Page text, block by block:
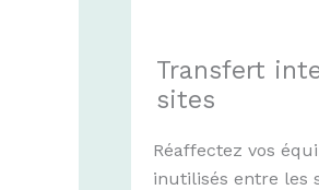
Transfert
sites
Réaffectez vos
inutilisés entre les